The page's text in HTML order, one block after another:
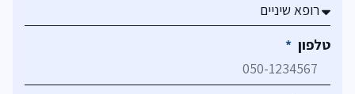
טלפון